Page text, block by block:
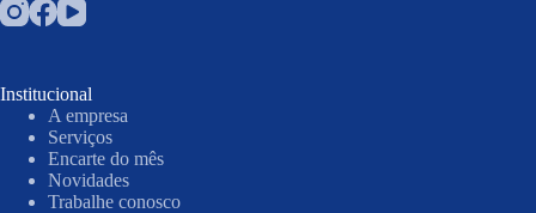
Institucional
A empresa
Serviços
Encarte do mês
Novidades
Trabalhe conosco